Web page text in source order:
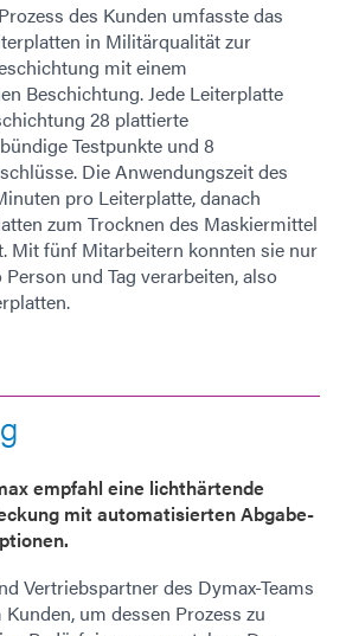
des Kunden umfasste das
in Militärqualität zur
mit einem
Beschichtung. Jede Leiterplatte
28 plattierte
Testpunkte und 8
Die Anwendungszeit des
pro Leiterplatte, danach
zum Trocknen des Maskiermittel
Mit fünf Mitarbeitern konnten sie nur
und Tag verarbeiten, also
empfahl eine lichthärtende
mit automatisierten Abgabe-
Vertriebspartner des Dymax-Teams
um dessen Prozess zu